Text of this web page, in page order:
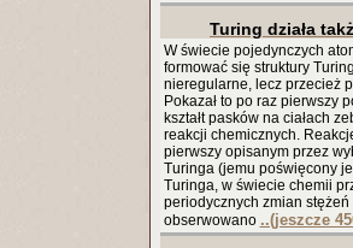
Turing działa
W świecie pojedynczych
formować się struktury
nieregularne, lecz przecież
Pokazał to po raz pierwszy
kształt pasków na ciałach
reakcji chemicznych.
pierwszy opisanym przez
Turinga (jemu poświęcony
Turinga, w świecie chemii
periodycznych zmian
obserwowano ..(jeszcze